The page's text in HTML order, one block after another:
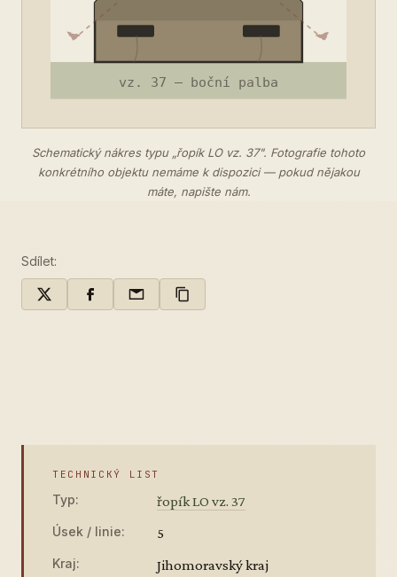
Schematický nákres typu „řopík LO vz. 37". Fotografie tohoto
konkrétního objektu nemáme k dispozici — pokud nějakou
máte, napište nám.
Sdílet:
TECHNICKÝ LIST
Typ: řopík LO vz. 37
Úsek / linie: 5
Kraj: Jihomoravský kraj